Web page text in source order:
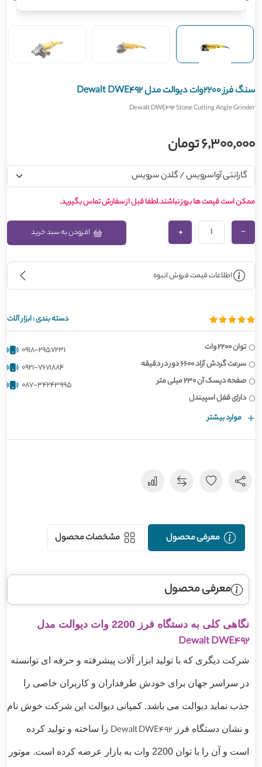
سنگ فرز 2200وات دیوالت مدل Dewalt DWE492
Dewalt DWE492 Stone Cutting Angle Grinder
6,300,000 تومان
ممکن است قیمت ها بروز نباشند.لطفا قبل از سفارش تماس بگیرید.
−
+ افزودن به سبد خرید
اطلاعات قیمت فروش انبوه
دسته بندی :ابزار آلات
توان 2200 وات
سرعت گردش آزاد 6600 دور در دقیقه
صفحه دیسک آن 230 میلی متر
دارای قفل اسپیندل
موارد بیشتر
0918-2957231
0921-7671884
087-34243995
معرفی محصول مشخصات محصول
معرفی محصول
نگاهی کلی به دستگاه فرز 2200 وات دیوالت مدل
Dewalt DWE492
شرکت دیگری که با تولید ابزار آلات پیشرفته و حرفه ای توانسته
در سراسر جهان برای خودش طرفداران و کاربران خاصی را
جذب نماید دیوالت می باشد. کمپانی دیوالت این شرکت خوش نام
و نشان دستگاه فرز Dewalt DWE492 را ساخته و تولید کرده
است و آن را با توان 2200 وات به بازار عرضه کرده است. موتور